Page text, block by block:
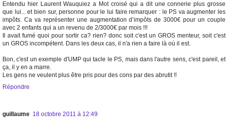
Entendu hier Laurent Wauquiez a Mot croisé qui a dit une connerie plus grosse
que lui... et bien sur, personne pour le lui faire remarquer : le PS va augmenter les
impôts. Ca va représenter une augmentation d’impôts de 3000€ pour un couple
avec 2 enfants qui a un revenu de 2/3000€ par mois !!!
Il avait fumé quoi pour sortir ca? rien? donc soit c'est un GROS menteur, soit c'est
un GROS incompétent. Dans les deux cas, il n'a rien a faire là où il est.
Bon, c'est un exemple d'UMP qui tacle le PS, mais dans l'autre sens, c'est pareil, et
ça, il y en a marre.
Les gens ne veulent plus être pris pour des cons par des abrutit !!
Répondre
guillaume 18 octobre 2011 à 12:49